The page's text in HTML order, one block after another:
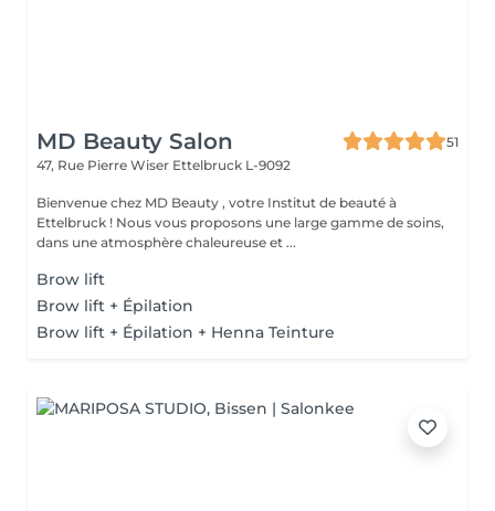
MD Beauty Salon
51
47, Rue Pierre Wiser Ettelbruck L-9092
Bienvenue chez MD Beauty , votre Institut de beauté à
Ettelbruck ! Nous vous proposons une large gamme de soins,
dans une atmosphère chaleureuse et ...
Brow lift
Brow lift + Épilation
Brow lift + Épilation + Henna Teinture